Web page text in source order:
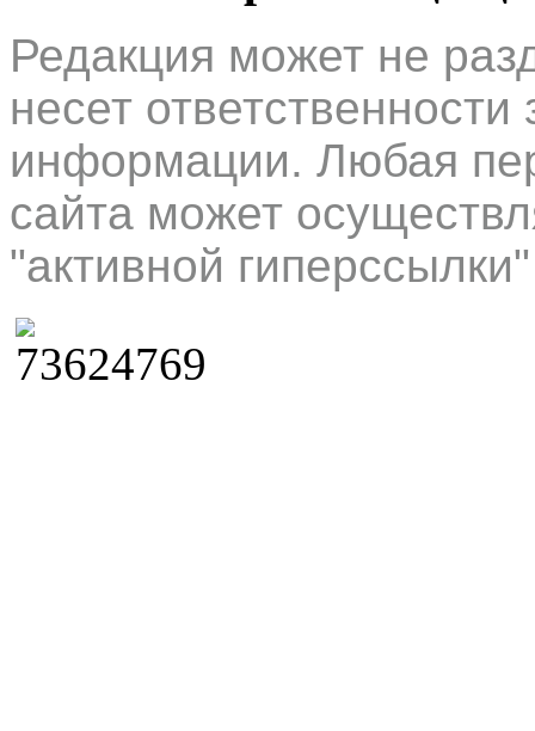
Редакция может не
несет
информации. Любая
сайта может
"активной